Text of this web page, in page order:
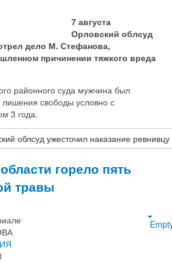
7 августа
Орловский облсуд
дело М. Стефанова,
причинении тяжкого вреда
районного суда мужчина был
лишения свободы условно с
3 года.
облсуд ужесточил наказание ревнивцу
горело пять
травы